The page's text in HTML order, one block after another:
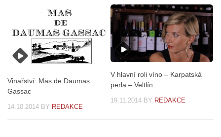
Vinařství: Mas de Daumas
Gassac
14.10.2014 BY REDAKCE
V hlavní roli víno – Karpatská
perla – Veltlín
19.11.2014 BY REDAKCE